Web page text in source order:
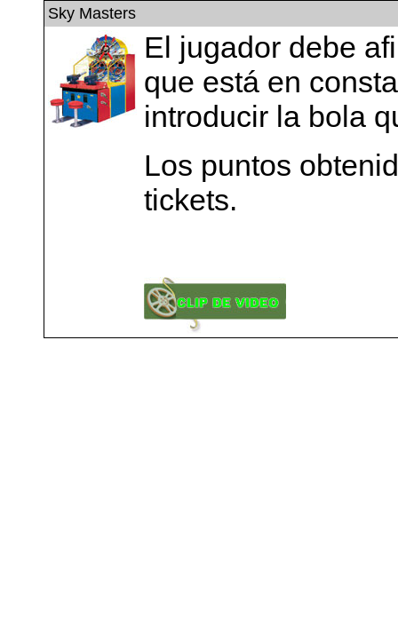
Sky Masters
El jugador debe
que está en
introducir la bola
Los puntos
tickets.